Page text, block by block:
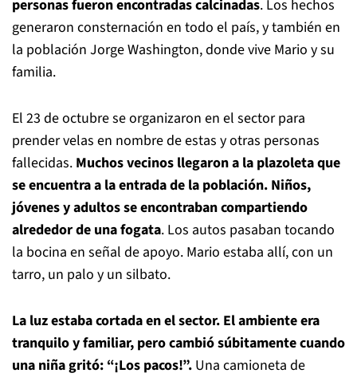
personas fueron encontradas calcinadas. Los hechos
generaron consternación en todo el país, y también en
la población Jorge Washington, donde vive Mario y su
familia.
El 23 de octubre se organizaron en el sector para
prender velas en nombre de estas y otras personas
fallecidas. Muchos vecinos llegaron a la plazoleta que
se encuentra a la entrada de la población. Niños,
jóvenes y adultos se encontraban compartiendo
alrededor de una fogata. Los autos pasaban tocando
la bocina en señal de apoyo. Mario estaba allí, con un
tarro, un palo y un silbato.
La luz estaba cortada en el sector. El ambiente era
tranquilo y familiar, pero cambió súbitamente cuando
una niña gritó: “¡Los pacos!”. Una camioneta de